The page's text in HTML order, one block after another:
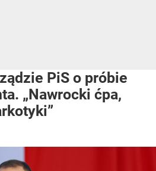
PiS o próbie
„Nawrocki ćpa,